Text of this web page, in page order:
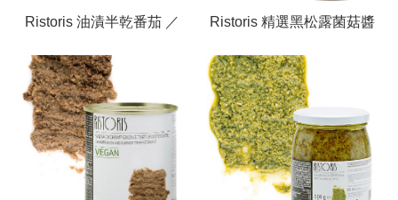
Ristoris 油漬半乾番茄 ／
Ristoris 精選黑松露菌菇醬
Truffle Sauce